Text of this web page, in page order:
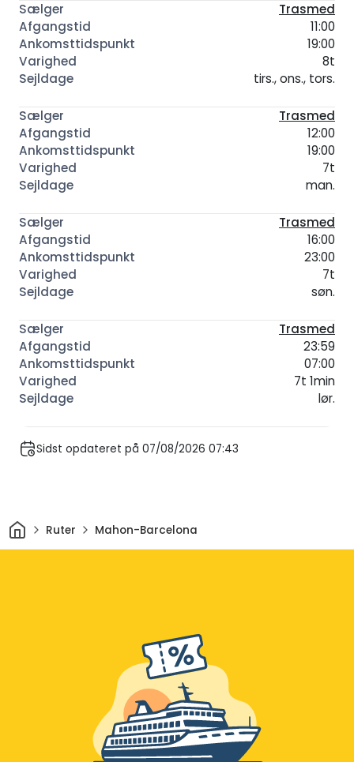
Trasmed
11:00
19:00
8t
tirs., ons., tors.
Trasmed
12:00
19:00
7t
man.
Trasmed
16:00
23:00
7t
søn.
Trasmed
23:59
07:00
7t 1min
lør.
Sidst opdateret på 07/08/2026 07:43
HjemRuter Mahon-Barcelona